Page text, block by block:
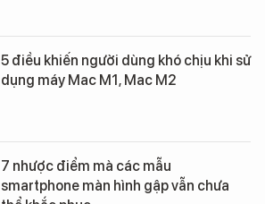
5 điều khiến người dùng khó chịu khi sử
dụng máy Mac M1, Mac M2
7 nhược điểm mà các mẫu
smartphone màn hình gập vẫn chưa